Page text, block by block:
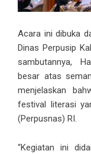
Acara ini dibuka
Dinas Perpusip
sambutannya,
besar atas
menjelaskan
festival literasi
(Perpusnas) RI.
“Kegiatan ini